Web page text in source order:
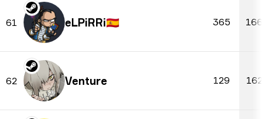
61 eLPiRRi🇪🇸 365
62 Venture 129